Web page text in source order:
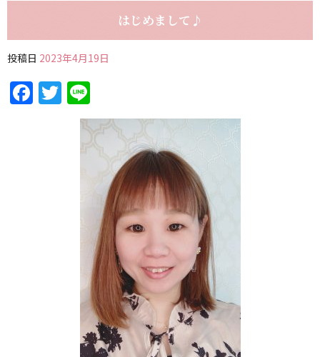
はじめまして♪
投稿日 2023年4月19日
Facebook
Twitter